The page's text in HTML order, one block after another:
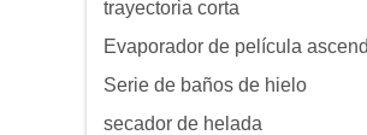
trayectoria corta
Evaporador de película
Serie de baños de hielo
secador de helada